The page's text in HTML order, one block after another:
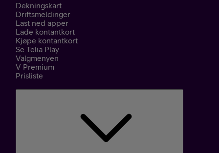
Dekningskart
Driftsmeldinger
Last ned apper
Lade kontantkort
Kjøpe kontantkort
Se Telia Play
Valgmenyen
V Premium
Prisliste